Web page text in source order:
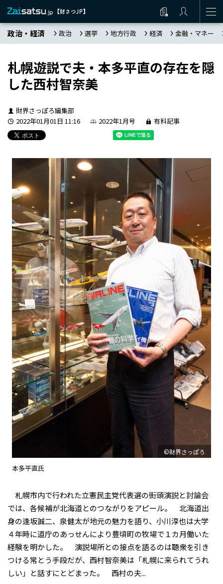
政治・経済 政治 選挙 地方行政 経済 金融・マネー
札幌遊説で夫・本多平直の存在を隠
した西村智奈美
財界さっぽろ編集部
2022年01月01日 11:16
2022年1月号 有料記事
©財界さっぽろ
本多平直氏
札幌市内で行われた立憲民主党代表選の街頭演説と討論会
では、各候補が北海道とのつながりをアピール。 北海道出
身の逢坂誠二、泉健太が地元の魅力を語り、小川淳也は大学
４年時に道庁のあっせんにより豊頃町の牧場で１カ月働いた
経験を明かした。 演説場所との接点を語るのは聴衆を引き
つける常とう手段だが、西村智奈美は「札幌に来られてうれ
しい」と話すにとどまった。 西村の夫...